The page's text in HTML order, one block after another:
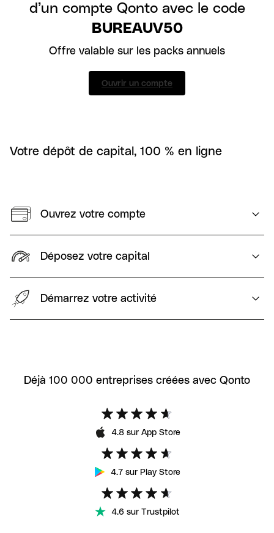
d’un compte Qonto avec le code
BUREAUV50
Offre valable sur les packs annuels
Ouvrir un compte
Votre dépôt de capital, 100 % en ligne
Ouvrez votre compte
Déposez votre capital
Démarrez votre activité
Déjà 100 000 entreprises créées avec Qonto
4.8 sur App Store
4.7 sur Play Store
4.6 sur Trustpilot